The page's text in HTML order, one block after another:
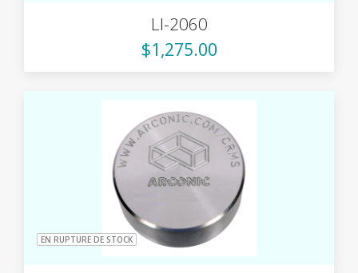
LI-2060
$1,275.00
EN RUPTURE DE STOCK